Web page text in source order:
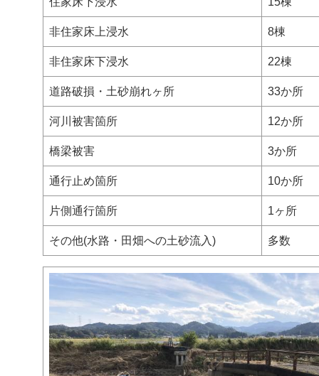
非住家床上浸水 8棟
非住家床下浸水 22棟
道路破損・土砂崩れヶ所 33か所
河川被害箇所 12か所
橋梁被害 3か所
通行止め箇所 10か所
片側通行箇所 1ヶ所
その他(水路・田畑への土砂流入) 多数